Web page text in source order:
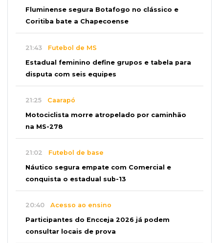
Fluminense segura Botafogo no clássico e
Coritiba bate a Chapecoense
21:43 Futebol de MS
Estadual feminino define grupos e tabela para
disputa com seis equipes
21:25 Caarapó
Motociclista morre atropelado por caminhão
na MS-278
21:02 Futebol de base
Náutico segura empate com Comercial e
conquista o estadual sub-13
20:40 Acesso ao ensino
Participantes do Encceja 2026 já podem
consultar locais de prova